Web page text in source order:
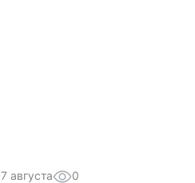
7 августа 0